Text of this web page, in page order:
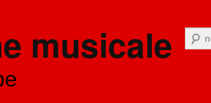
musicale